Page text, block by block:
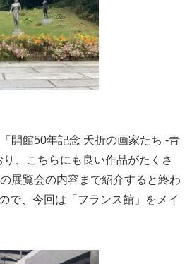
開館50年記念 夭折の画家たち -青
、こちらにも良い作品がたくさ
展覧会の内容まで紹介すると終わ
で、今回は「フランス館」をメイ